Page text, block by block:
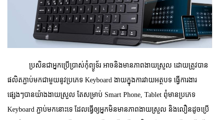
ប្រសិនជាអ្នកប្រើប្រាស់កុំព្យូទ័រ អាចនិងមានភាពងាយស្រួល ដោយត្រូវបាន
ផលិតភ្ជាប់មកជាមួយនូវប្រភេទ Keyboard ងាយក្នុងការវាយអត្ថបទ ធ្វើការងារ
ផ្សេងៗបានយ៉ាងងាយស្រួល តែសម្រាប់ Smart Phone, Tablet ពុំមានប្រភេទ
Keyboard ភ្ជាប់មកនោះទេ ដែលធ្វើឲ្យអ្នកមិនមានភាពងាយស្រួល និងលឿនដូចប្រើ